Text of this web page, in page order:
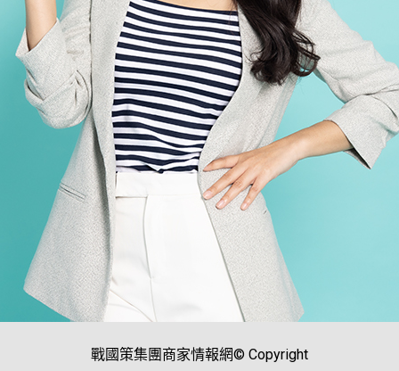
戰國策集團商家情報網© Copyright